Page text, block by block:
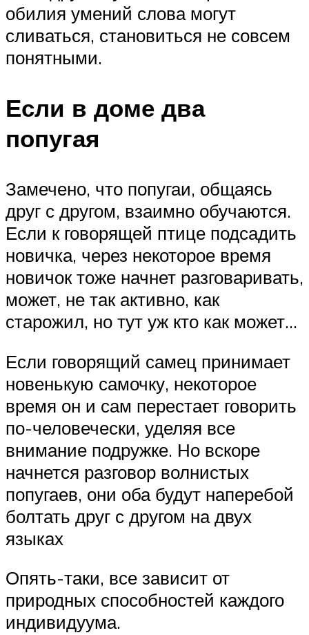
обилия умений слова могут
сливаться, становиться не совсем
понятными.
Если в доме два
попугая
Замечено, что попугаи, общаясь
друг с другом, взаимно обучаются.
Если к говорящей птице подсадить
новичка, через некоторое время
новичок тоже начнет разговаривать,
может, не так активно, как
старожил, но тут уж кто как может…
Если говорящий самец принимает
новенькую самочку, некоторое
время он и сам перестает говорить
по-человечески, уделяя все
внимание подружке. Но вскоре
начнется разговор волнистых
попугаев, они оба будут наперебой
болтать друг с другом на двух
языках
Опять-таки, все зависит от
природных способностей каждого
индивидуума.